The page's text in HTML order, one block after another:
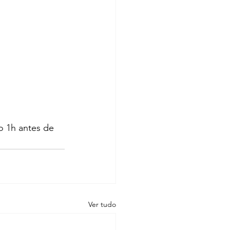
1h antes de
Ver tudo